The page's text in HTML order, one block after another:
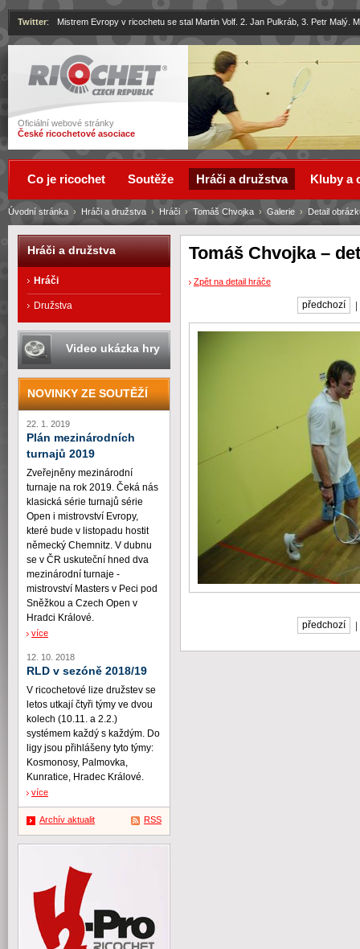
Ricochet
Oficiální webové stránky
České ricochetové asociace
Twitter: Mistrem Evropy v ricochetu se stal Martin Volf. 2. Jan Pulkráb, 3. Petr Malý.
Tomáš Chvojka –
Zpět na detail hráče
předchozí
předchozí
Úvodní stránka › Hráči a družstva › Hráči › Tomáš Chvojka › Galerie › Detail
Co je ricochet Soutěže Hráči a družstva Kluby a
Hráči a družstva
Hráči
Družstva
Video ukázka hry
NOVINKY ZE SOUTĚŽÍ
22. 1. 2019
Plán mezinárodních
turnajů 2019
Zveřejněny mezinárodní
turnaje na rok 2019. Čeká nás
klasická série turnajů série
Open i mistrovství Evropy,
které bude v listopadu hostit
německý Chemnitz. V dubnu
se v ČR uskuteční hned dva
mezinárodní turnaje -
mistrovství Masters v Peci pod
Sněžkou a Czech Open v
Hradci Králové.
více
12. 10. 2018
RLD v sezóně 2018/19
V ricochetové lize družstev se
letos utkají čtyři týmy ve dvou
kolech (10.11. a 2.2.)
systémem každý s každým. Do
ligy jsou přihlášeny tyto týmy:
Kosmonosy, Palmovka,
Kunratice, Hradec Králové.
více
Archív aktualit RSS